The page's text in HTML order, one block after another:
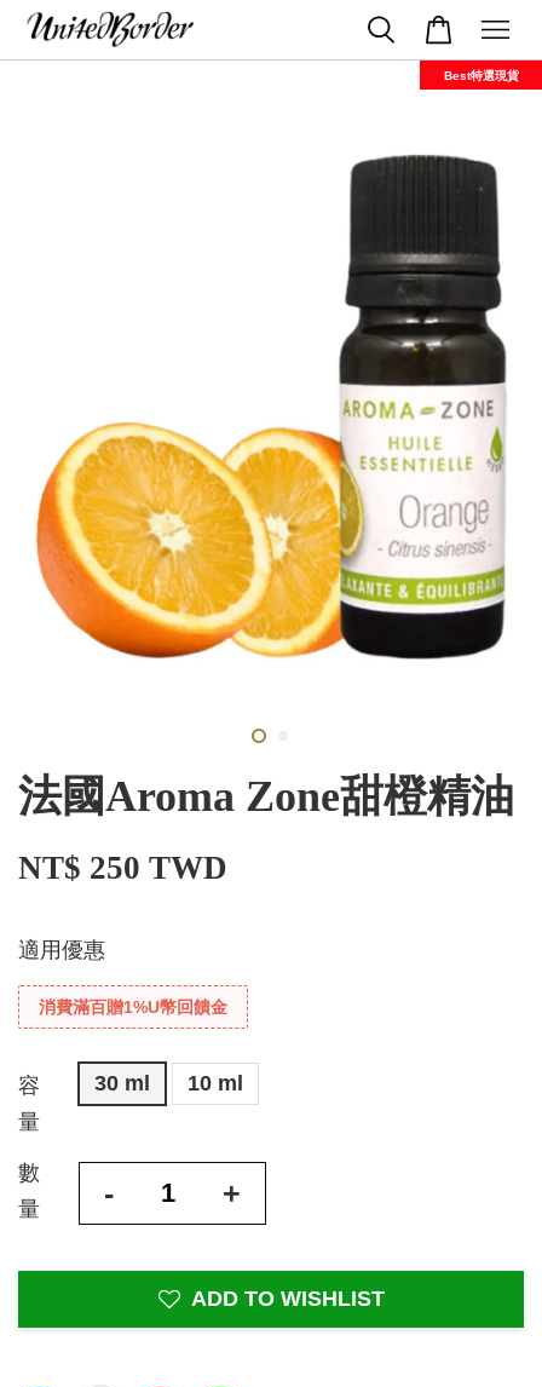
Best特選現貨
法國Aroma Zone甜橙精油
NT$ 250 TWD
適用優惠
消費滿百贈1%U幣回饋金
容
量
30 ml 10 ml
數
量
- +
ADD TO WISHLIST